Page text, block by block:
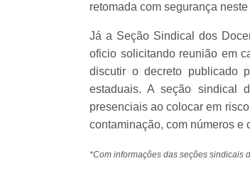
retomada com segurança
Já a Seção Sindical dos
oficio solicitando reunião em
discutir o decreto publicado
estaduais. A seção sindical
presenciais ao colocar em
contaminação, com números e
*Com informações das seções sindicais